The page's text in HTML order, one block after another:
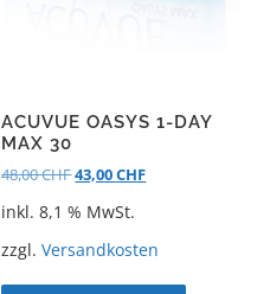
ACUVUE OASYS 1-DAY
MAX 30
48,00CHF43,00CHF
inkl. 8,1 % MwSt.
zzgl.Versandkosten